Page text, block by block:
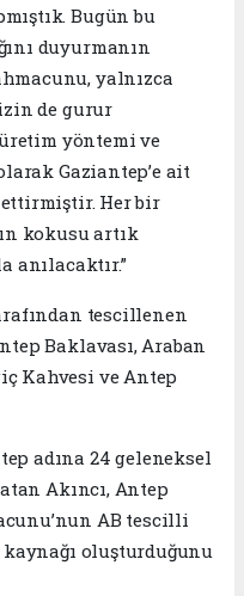
Bugün bu
duyurmanın
yalnızca
de gurur
yöntemi ve
Gaziantep’e ait
Her bir
kokusu artık
anılacaktır.”
tescillenen
Baklavası, Araban
Kahvesi ve Antep
adına 24 geleneksel
Akıncı, Antep
AB tescilli
oluşturduğunu